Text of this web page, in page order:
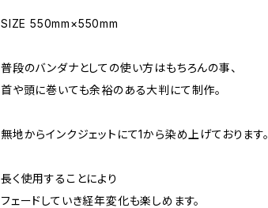
SIZE 550mm×550mm
普段のバンダナとしての使い方はもちろんの事、
首や頭に巻いても余裕のある大判にて制作。
無地からインクジェットにて1から染め上げております。
長く使用することにより
フェードしていき経年変化も楽しめます。